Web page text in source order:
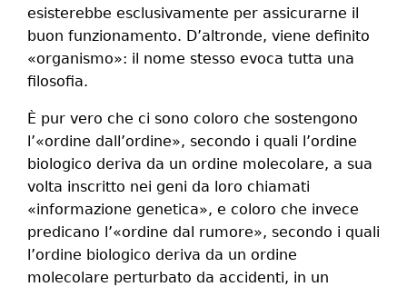
esisterebbe esclusivamente per assicurarne il
buon funzionamento. D’altronde, viene definito
«organismo»: il nome stesso evoca tutta una
filosofia.
È pur vero che ci sono coloro che sostengono
l’«ordine dall’ordine», secondo i quali l’ordine
biologico deriva da un ordine molecolare, a sua
volta inscritto nei geni da loro chiamati
«informazione genetica», e coloro che invece
predicano l’«ordine dal rumore», secondo i quali
l’ordine biologico deriva da un ordine
molecolare perturbato da accidenti, in un